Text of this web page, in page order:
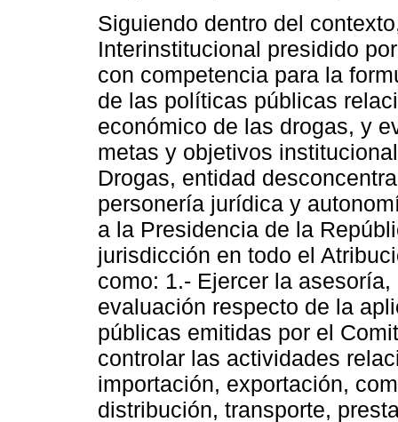
Siguiendo dentro del
Interinstitucional presidido
con competencia para la
de las políticas públicas
económico de las drogas, y
metas y objetivos
Drogas, entidad
personería jurídica y
a la Presidencia de la
jurisdicción en todo el
como: 1.- Ejercer la
evaluación respecto de la
públicas emitidas por el
controlar las actividades
importación, exportación,
distribución, transporte,